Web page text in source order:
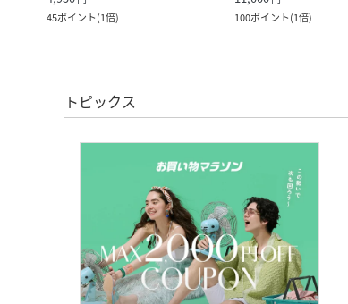
45ポイント(1倍)
100ポイント(1倍)
トピックス